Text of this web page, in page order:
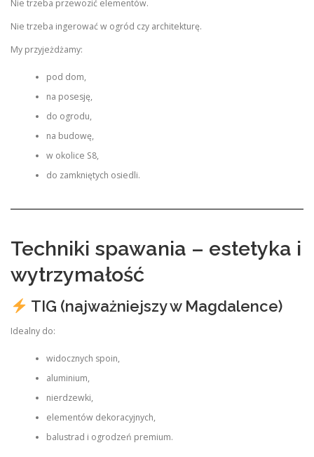
Nie trzeba przewozić elementów.
Nie trzeba ingerować w ogród czy architekturę.
My przyjeżdżamy:
pod dom,
na posesję,
do ogrodu,
na budowę,
w okolice S8,
do zamkniętych osiedli.
Techniki spawania – estetyka i
wytrzymałość
TIG (najważniejszy w Magdalence)
Idealny do:
widocznych spoin,
aluminium,
nierdzewki,
elementów dekoracyjnych,
balustrad i ogrodzeń premium.